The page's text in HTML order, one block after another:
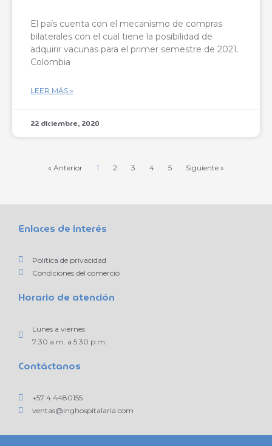
El país cuenta con el mecanismo de compras
bilaterales con el cual tiene la posibilidad de
adquirir vacunas para el primer semestre de 2021.
Colombia
LEER MÁS »
22 diciembre, 2020
« Anterior 1 2 3 4 5 Siguiente »
Enlaces de interés
Política de privacidad
Condiciones del comercio
Horario de atención
Lunes a viernes
7:30 a.m. a 5:30 p.m.
Contáctanos
+57 4 4480155
ventas@inghospitalaria.com